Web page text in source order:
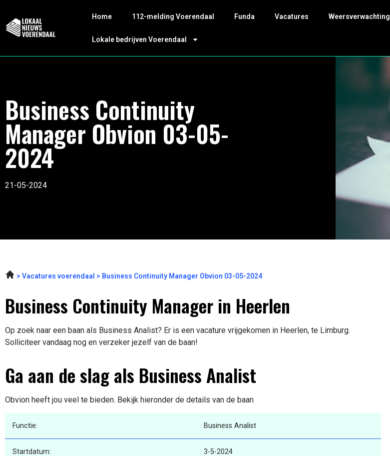
Home 112-melding Voerendaal Funda Vacatures Weersverwachting
Lokale bedrijven Voerendaal
Business Continuity
Manager Obvion 03-05-
2024
21-05-2024
Vacatures voerendaal Business Continuity Manager Obvion 03-05-2024
Business Continuity Manager in Heerlen
Op zoek naar een baan als Business Analist? Er is een vacature vrijgekomen in Heerlen, te Limburg.
Solliciteer vandaag nog en verzeker jezelf van de baan!
Ga aan de slag als Business Analist
Obvion heeft jou veel te bieden. Bekijk hieronder de details van de baan
Functie: Business Analist
Startdatum: 3-5-2024